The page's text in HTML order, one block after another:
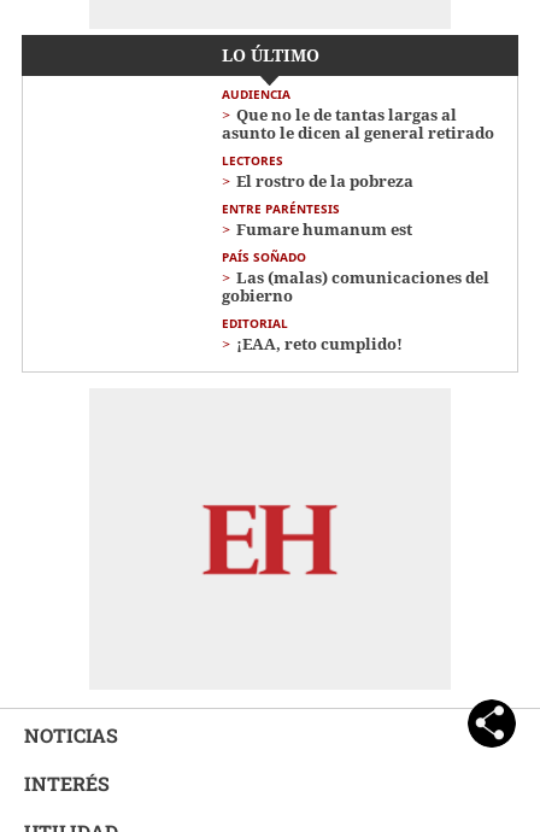
LO ÚLTIMO
AUDIENCIA
Que no le de tantas largas al
asunto le dicen al general retirado
LECTORES
El rostro de la pobreza
ENTRE PARÉNTESIS
Fumare humanum est
PAÍS SOÑADO
Las (malas) comunicaciones del
gobierno
EDITORIAL
¡EAA, reto cumplido!
NOTICIAS
INTERÉS